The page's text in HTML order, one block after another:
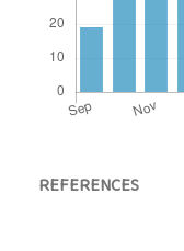
REFERENCES